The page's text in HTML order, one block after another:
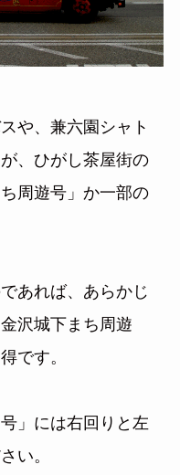
や、兼六園シャト
、ひがし茶屋街の
周遊号」か一部の
あれば、あらかじ
沢城下まち周遊
です。
」には右回りと左
い。